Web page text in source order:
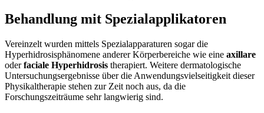
Behandlung mit Spezialapplikatoren
Vereinzelt wurden mittels Spezialapparaturen sogar die
Hyperhidrosisphänomene anderer Körperbereiche wie eine axillare
oderfaciale Hyperhidrosis therapiert. Weitere dermatologische
Untersuchungsergebnisse über die Anwendungsvielseitigkeit dieser
Physikaltherapie stehen zur Zeit noch aus, da die
Forschungszeiträume sehr langwierig sind.